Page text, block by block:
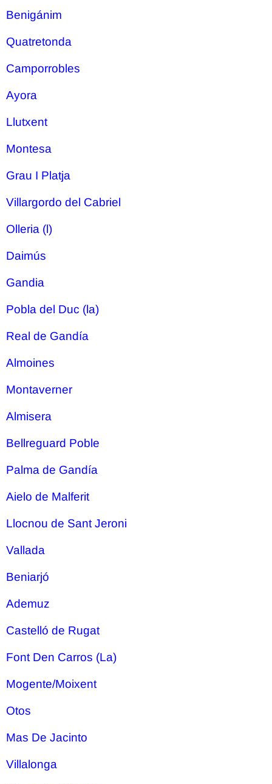
Benigánim
Quatretonda
Camporrobles
Ayora
Llutxent
Montesa
Grau I Platja
Villargordo del Cabriel
Olleria (l)
Daimús
Gandia
Pobla del Duc (la)
Real de Gandía
Almoines
Montaverner
Almisera
Bellreguard Poble
Palma de Gandía
Aielo de Malferit
Llocnou de Sant Jeroni
Vallada
Beniarjó
Ademuz
Castelló de Rugat
Font Den Carros (La)
Mogente/Moixent
Otos
Mas De Jacinto
Villalonga